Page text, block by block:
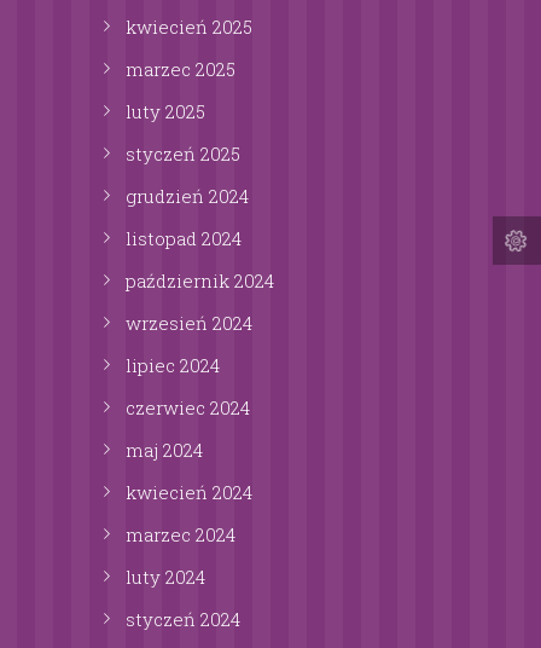
kwiecień 2025
marzec 2025
luty 2025
styczeń 2025
grudzień 2024
listopad 2024
październik 2024
wrzesień 2024
lipiec 2024
czerwiec 2024
maj 2024
kwiecień 2024
marzec 2024
luty 2024
styczeń 2024